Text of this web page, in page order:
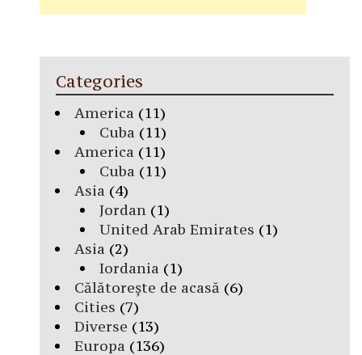
Categories
America (11)
Cuba (11)
America (11)
Cuba (11)
Asia (4)
Jordan(1)
United Arab Emirates (1)
Asia (2)
Iordania (1)
Călătorește de acasă (6)
Cities (7)
Diverse (13)
Europa (136)